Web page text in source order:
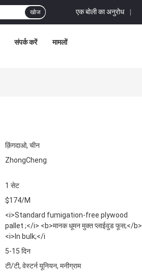
एक बोली का अनुरोध |
खोज
संपर्क करें मामलों
क़िंगदाओ, चीन
ZhongCheng
1 सेट
$174/M
<i>Standard fumigation-free plywood
pallet ;</i> <b>मानक धूमन मुक्त प्लाईवुड फूस;</b>
<i>In bulk;</i
5-15 दिन
टी/टी, वेस्टर्न यूनियन, मनीग्राम